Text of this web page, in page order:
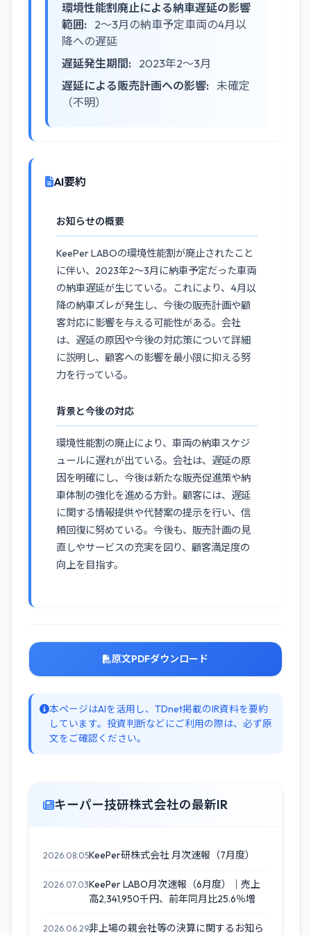
環境性能割廃止による納車遅延の影響
範囲:
2〜3月の納車予定車両の4月以
降への遅延
遅延発生期間:
2023年2〜3月
遅延による販売計画への影響: 未確定
（不明）
AI要約
お知らせの概要
KeePer LABOの環境性能割が廃止されたこと
に伴い、2023年2〜3月に納車予定だった車両
の納車遅延が生じている。これにより、4月以
降の納車ズレが発生し、今後の販売計画や顧
客対応に影響を与える可能性がある。会社
は、遅延の原因や今後の対応策について詳細
に説明し、顧客への影響を最小限に抑える努
力を行っている。
背景と今後の対応
環境性能割の廃止により、車両の納車スケジ
ュールに遅れが出ている。会社は、遅延の原
因を明確にし、今後は新たな販売促進策や納
車体制の強化を進める方針。顧客には、遅延
に関する情報提供や代替案の提示を行い、信
頼回復に努めている。今後も、販売計画の見
直しやサービスの充実を図り、顧客満足度の
向上を目指す。
原文PDFダウンロード
本ページはAIを活用し、TDnet掲載のIR資料を要約
しています。投資判断などにご利用の際は、必ず原
文をご確認ください。
キーパー技研株式会社の最新IR
2026.08.05KeePer研株式会社 月次速報（7月度）
2026.07.03KeePer LABO月次速報（6月度）｜売上
高2,341,950千円、前年同月比25.6％増
2026.06.29非上場の親会社等の決算に関するお知ら